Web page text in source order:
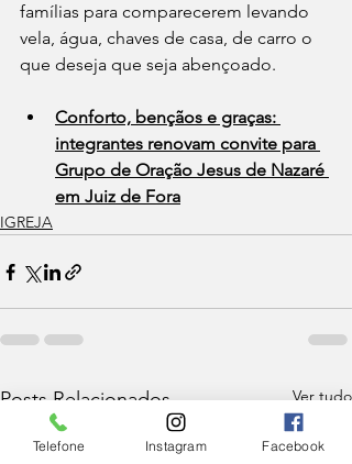
famílias para comparecerem levando
vela, água, chaves de casa, de carro o
que deseja que seja abençoado.
Conforto, bençãos e graças:
integrantes renovam convite para
Grupo de Oração Jesus de Nazaré
em Juiz de Fora
IGREJA
Posts Relacionados Ver tudo
Telefone Instagram Facebook